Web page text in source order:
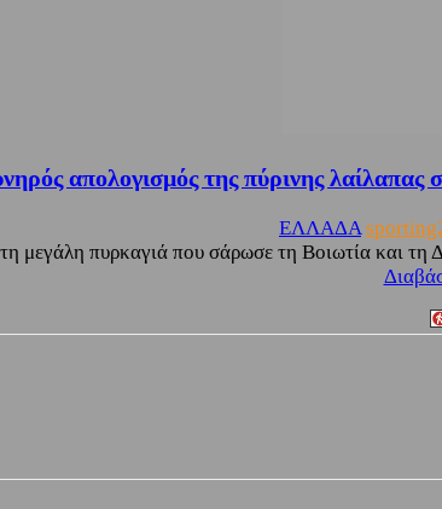
απολογισμός της πύρινης λαίλαπας
ΕΛΛΑΔΑ
μεγάλη πυρκαγιά που σάρωσε τη Βοιωτία και τη